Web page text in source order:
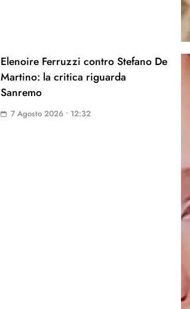
Elenoire Ferruzzi contro Stefano De
Martino: la critica riguarda
Sanremo
7 Agosto 2026 • 12:32